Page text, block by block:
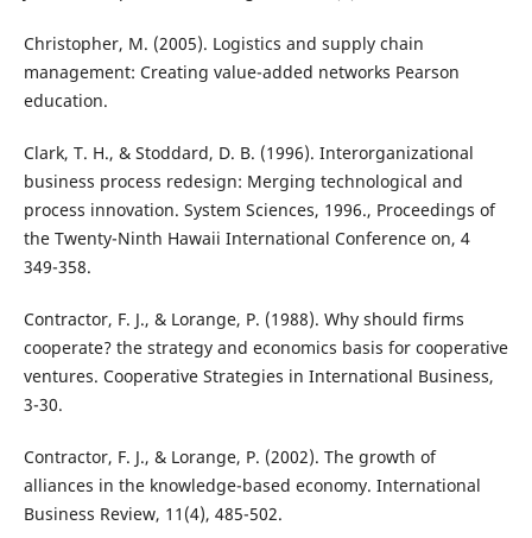
Christopher, M. (2005). Logistics and supply chain
management: Creating value-added networks Pearson
education.
Clark, T. H., & Stoddard, D. B. (1996). Interorganizational
business process redesign: Merging technological and
process innovation. System Sciences, 1996., Proceedings of
the Twenty-Ninth Hawaii International Conference on, 4
349-358.
Contractor, F. J., & Lorange, P. (1988). Why should firms
cooperate? the strategy and economics basis for cooperative
ventures. Cooperative Strategies in International Business,
3-30.
Contractor, F. J., & Lorange, P. (2002). The growth of
alliances in the knowledge-based economy. International
Business Review, 11(4), 485-502.